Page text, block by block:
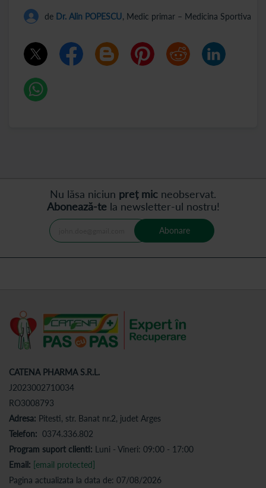
de Dr. Alin POPESCU, Medic primar – Medicina Sportiva
Nu lăsa niciun preț mic neobservat.
Abonează-tela newsletter-ul nostru!
Abonare
CATENA PHARMA S.R.L.
J2023002710034
RO3008793
Adresa: Pitesti, str. Banat nr.2, judet Arges
Telefon: 0374.336.802
Program suport clienti: Luni - Vineri: 09:00 - 17:00
Email: [email protected]
Pagina actualizata la data de: 07/08/2026